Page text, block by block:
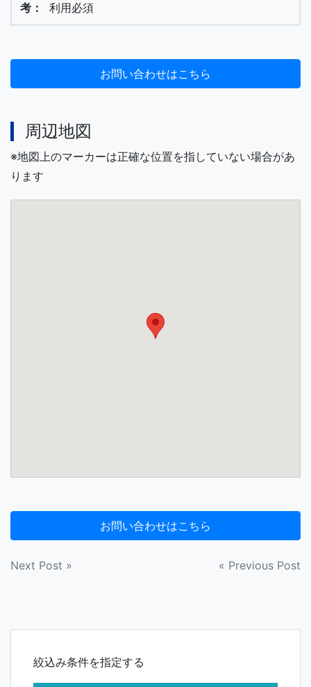
利用必須
周辺地図
※地図上のマーカーは正確な位置を指していない場合があ
ります
投
ナ
« Previous Post
Next Post »
絞込み条件を指定する